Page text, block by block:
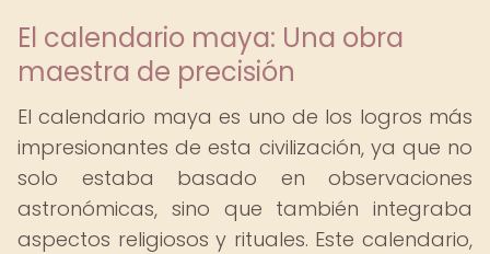
El calendario maya: Una obra
maestra de precisión
El calendario maya es uno de los logros más
impresionantes de esta civilización, ya que no
solo estaba basado en observaciones
astronómicas, sino que también integraba
aspectos religiosos y rituales. Este calendario,